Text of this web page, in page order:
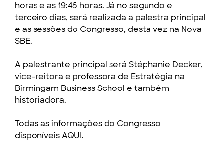
horas e as 19:45 horas. Já no segundo e
terceiro dias, será realizada a palestra principal
e as sessões do Congresso, desta vez na Nova
SBE.
A palestrante principal será Stéphanie Decker,
vice-reitora e professora de Estratégia na
Birmingam Business School e também
historiadora.
Todas as informações do Congresso
disponíveisAQUI.